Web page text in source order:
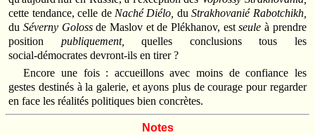
cette tendance, celle de Naché Diélo, duStrakhovanié Rabotchikh,
du Séverny Golossde Maslov et de Plékhanov, estseule à prendre
position publiquement,
quelles conclusions tous les
social‑démocrates devront‑ils en tirer ?
Encore une fois : accueillons avec moins de confiance les
gestes destinés à la galerie, et ayons plus de courage pour regarder
en face les réalités politiques bien concrètes.
Notes